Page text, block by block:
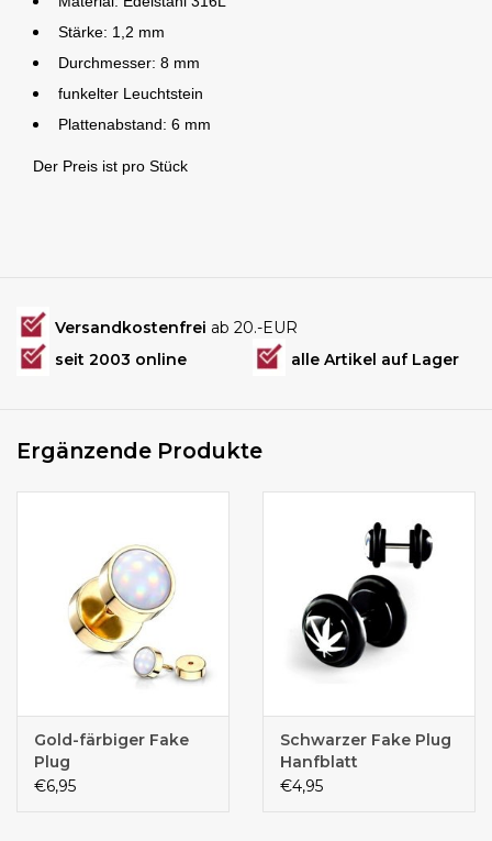
Stärke: 1,2 mm
Durchmesser: 8 mm
funkelter Leuchtstein
Plattenabstand: 6 mm
Der Preis ist pro Stück
Versandkostenfrei ab 20.-EUR
seit 2003 online
alle Artikel auf Lager
Ergänzende Produkte
Gold-färbiger Fake
Plug
€6,95
Schwarzer Fake Plug
Hanfblatt
€4,95